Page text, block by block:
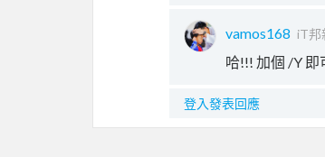
vamos168 iT邦
哈!!! 加個 /Y 即
登入發表回應